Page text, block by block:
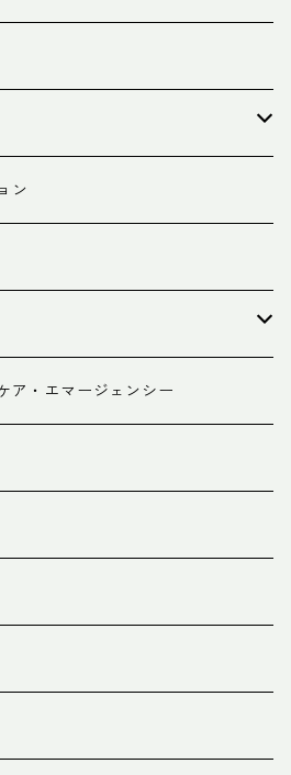
ン
ア・エマージェンシー